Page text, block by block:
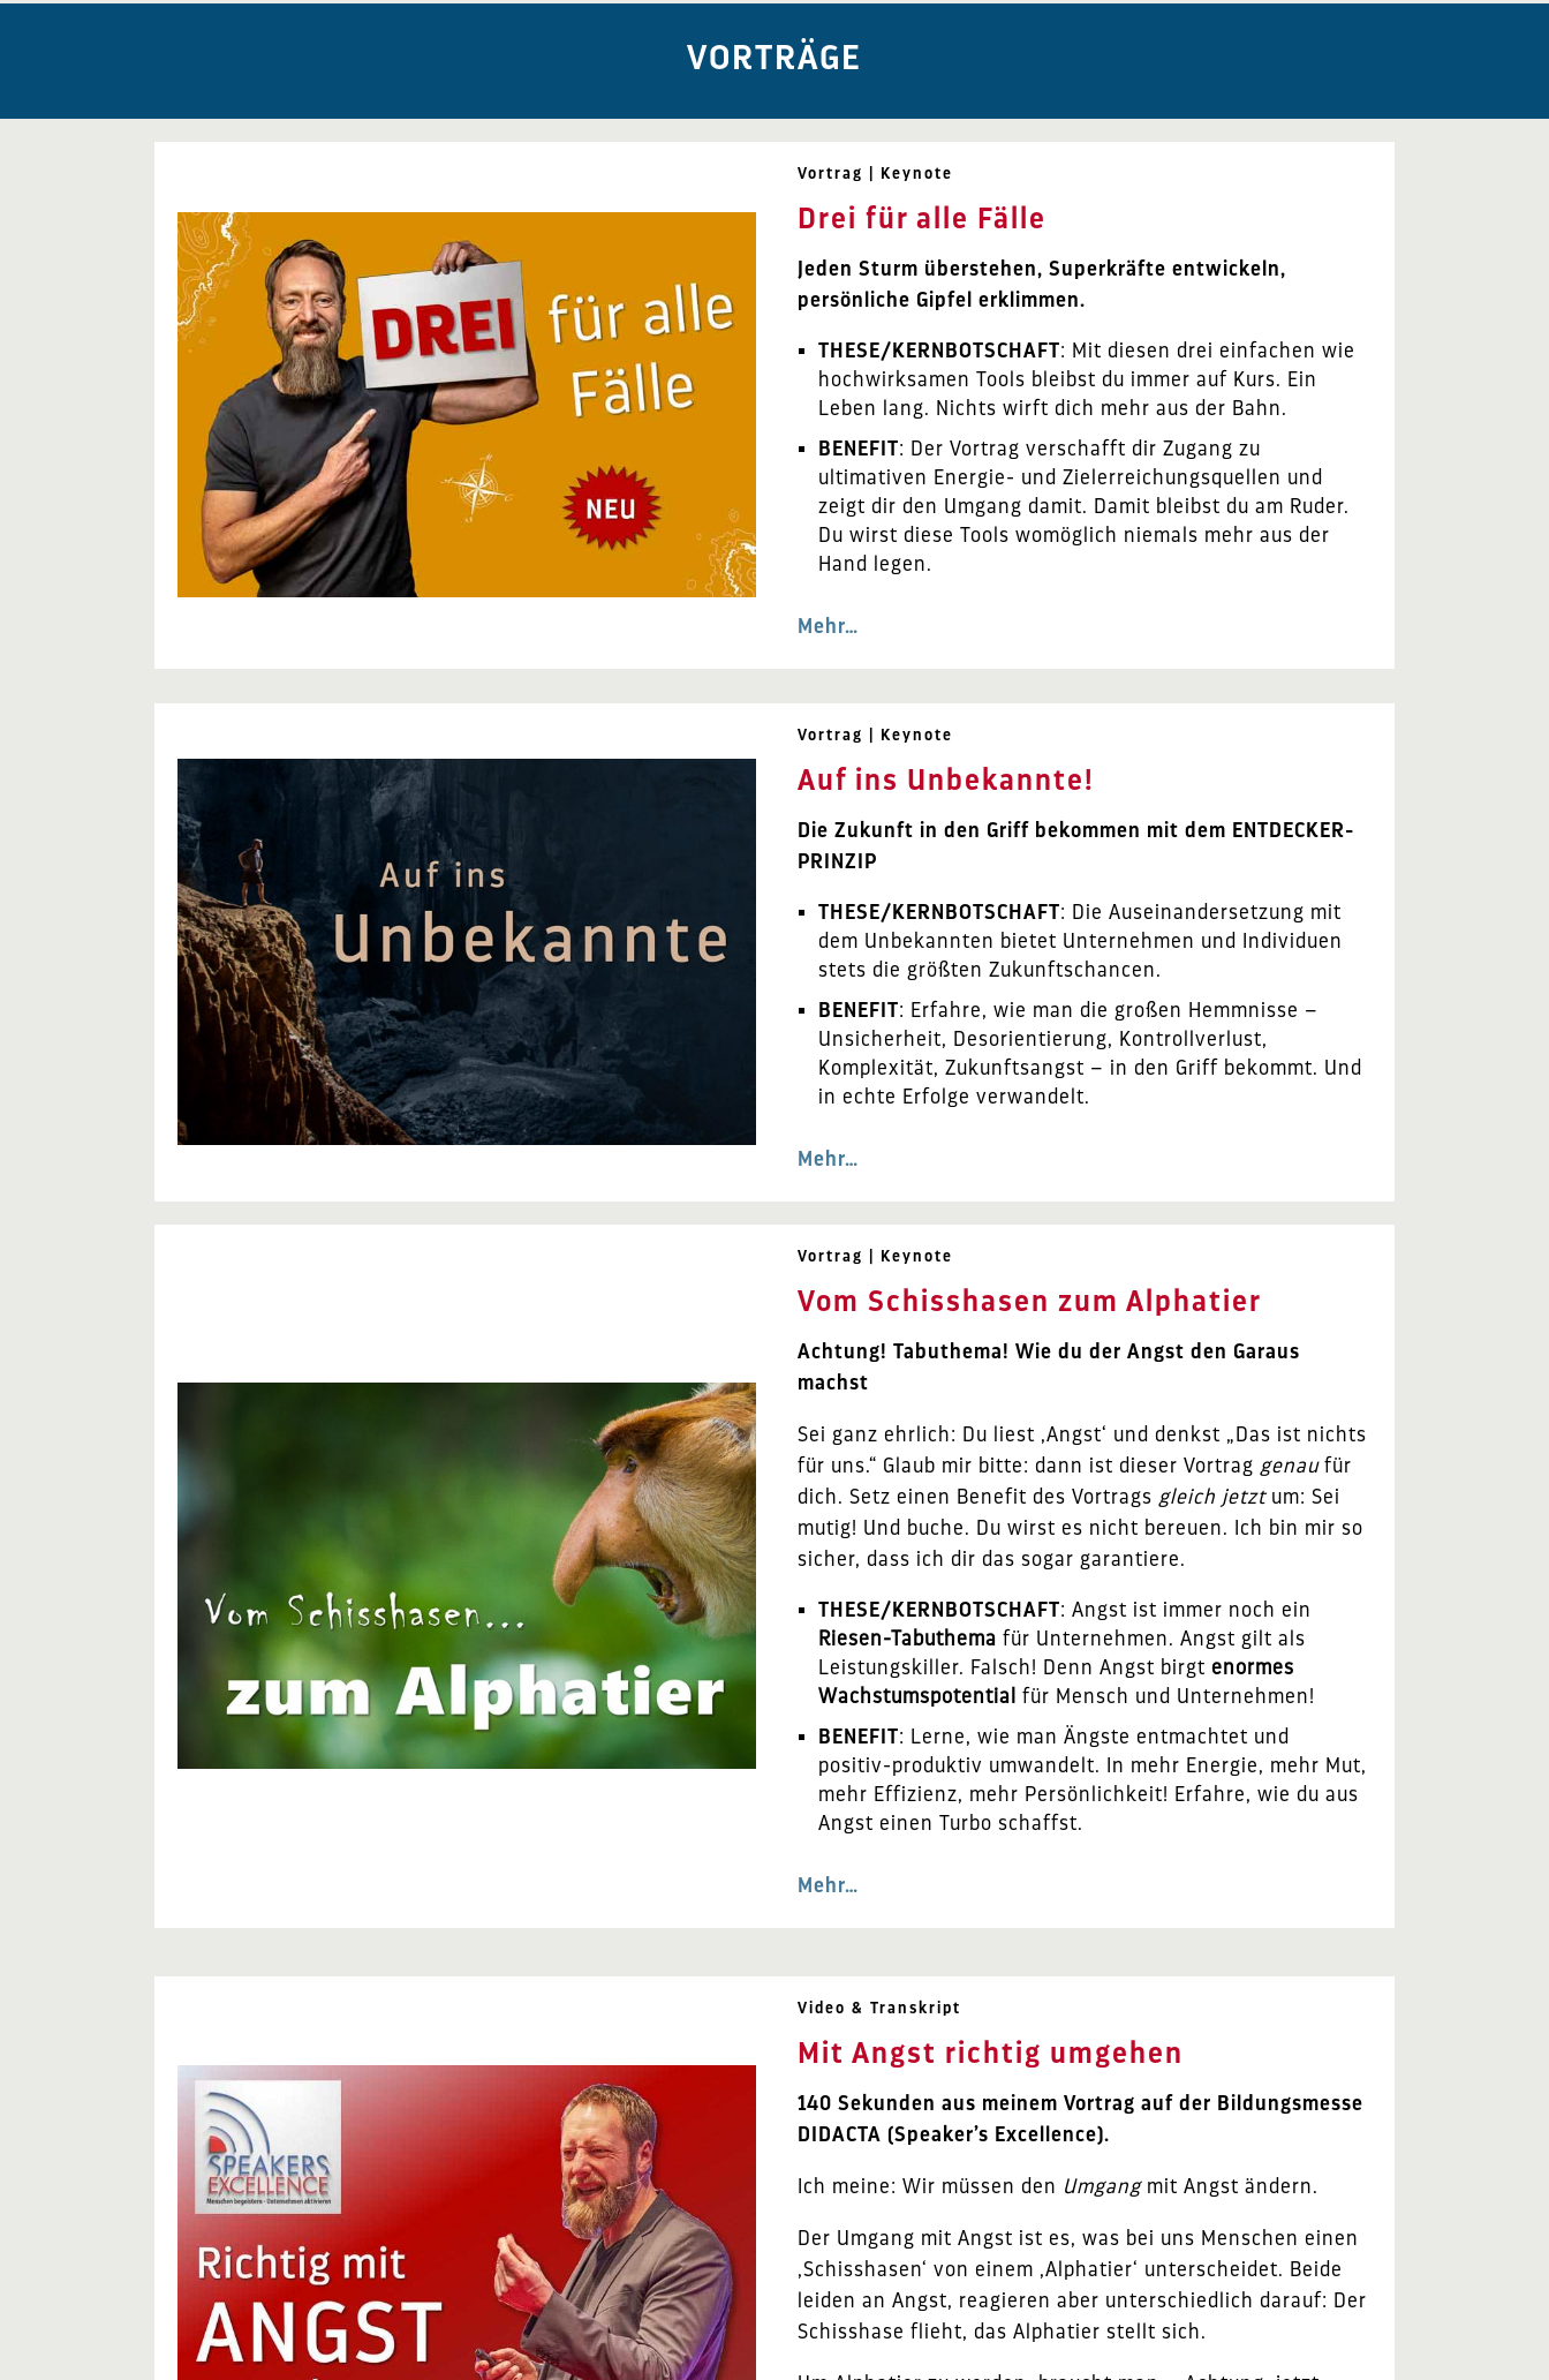
VORTRÄGE
Vortrag | Keynote
Drei für alle Fälle
Jeden Sturm überstehen, Superkräfte entwickeln,
persönliche Gipfel erklimmen.
THESE/KERNBOTSCHAFT: Mit diesen drei einfachen wie
hochwirksamen Tools bleibst du immer auf Kurs. Ein
Leben lang. Nichts wirft dich mehr aus der Bahn.
BENEFIT: Der Vortrag verschafft dir Zugang zu
ultimativen Energie- und Zielerreichungsquellen und
zeigt dir den Umgang damit. Damit bleibst du am Ruder.
Du wirst diese Tools womöglich niemals mehr aus der
Hand legen.
Mehr…
Vortrag | Keynote
Auf ins Unbekannte!
Die Zukunft in den Griff bekommen mit dem ENTDECKER-
PRINZIP
THESE/KERNBOTSCHAFT: Die Auseinandersetzung mit
dem Unbekannten bietet Unternehmen und Individuen
stets die größten Zukunftschancen.
BENEFIT: Erfahre, wie man die großen Hemmnisse –
Unsicherheit, Desorientierung, Kontrollverlust,
Komplexität, Zukunftsangst – in den Griff bekommt. Und
in echte Erfolge verwandelt.
Mehr…
Vortrag | Keynote
Vom Schisshasen zum Alphatier
Achtung! Tabuthema! Wie du der Angst den Garaus
machst
Sei ganz ehrlich: Du liest ‚Angst‘ und denkst „Das ist nichts
für uns.“ Glaub mir bitte: dann ist dieser Vortrag genaufür
dich. Setz einen Benefit des Vortrags gleich jetztum: Sei
mutig! Und buche. Du wirst es nicht bereuen. Ich bin mir so
sicher, dass ich dir das sogar garantiere.
THESE/KERNBOTSCHAFT: Angst ist immer noch ein
Riesen-Tabuthema für Unternehmen. Angst gilt als
Leistungskiller. Falsch! Denn Angst birgt enormes
Wachstumspotential
für Mensch und Unternehmen!
BENEFIT: Lerne, wie man Ängste entmachtet und
positiv-produktiv umwandelt. In mehr Energie, mehr Mut,
mehr Effizienz, mehr Persönlichkeit! Erfahre, wie du aus
Angst einen Turbo schaffst.
Mehr…
Video & Transkript
Mit Angst richtig umgehen
140 Sekunden aus meinem Vortrag auf der Bildungsmesse
DIDACTA (Speaker’s Excellence).
Ich meine: Wir müssen den Umgangmit Angst ändern.
Der Umgang mit Angst ist es, was bei uns Menschen einen
‚Schisshasen‘ von einem ‚Alphatier‘ unterscheidet. Beide
leiden an Angst, reagieren aber unterschiedlich darauf: Der
Schisshase flieht, das Alphatier stellt sich.